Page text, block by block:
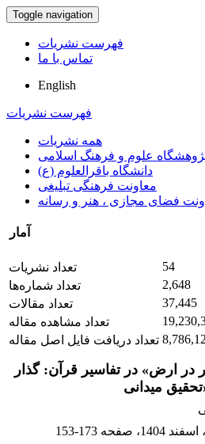
Toggle navigation
فهرست نشریات
تماس با ما
English
فهرست نشریات
همه نشریات
علوم و فرهنگ اسلامی
دانشگاه باقرالعلوم (ع)
معاونت فرهنگی تبلیغی
فضای مجازی ، هنر و رسانه
آمار
تعداد نشریات
54
تعداد شماره‌ها
2,648
تعداد مقالات
37,445
تعداد مشاهده مقاله
تعداد دریافت فایل اصل مقاله
در ارض» در تفاسیر قرآن: گذار
میدانی
، اسفند 1404 ، صفحه 153-173